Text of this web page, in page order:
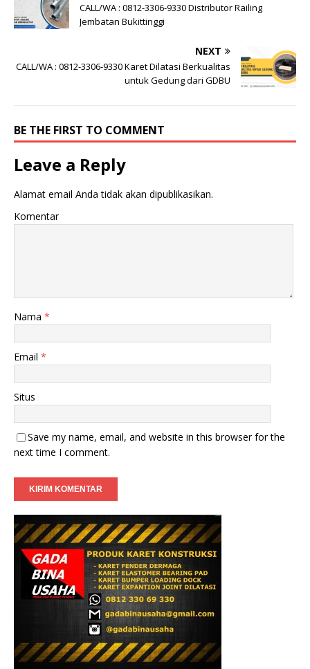
CALL/WA : 0812-3306-9330 Distributor Railing
Jembatan Bukittinggi
NEXT
CALL/WA : 0812-3306-9330 Karet Dilatasi Berkualitas
untuk Gedung dari GDBU
BE THE FIRST TO COMMENT
Leave a Reply
Alamat email Anda tidak akan dipublikasikan.
Komentar
Nama *
Email *
Situs
Save my name, email, and website in this browser for the
next time I comment.